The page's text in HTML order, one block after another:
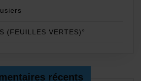
(FEUILLES VERTES)°
récents